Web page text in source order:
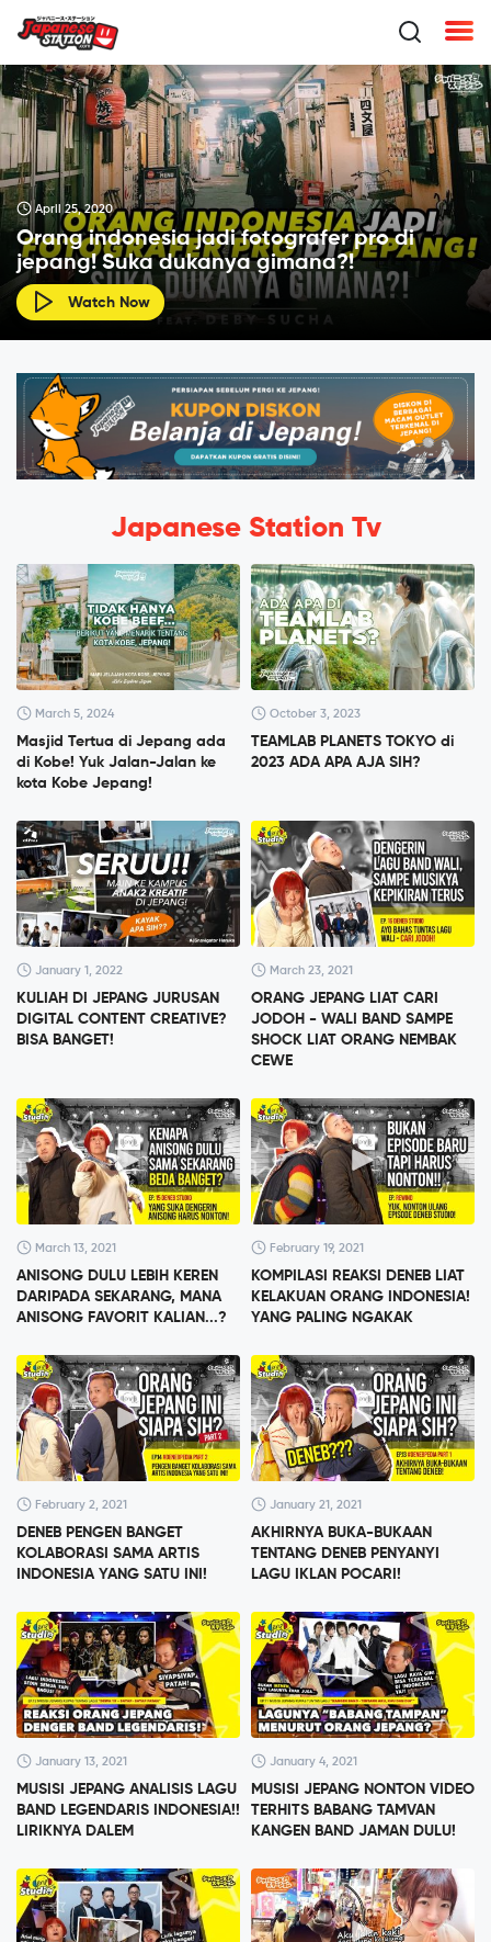
April 25, 2020
Orang indonesia jadi fotografer pro di
jepang! Suka dukanya gimana?!
Watch Now
Japanese Station Tv
March 5, 2024
Masjid Tertua di Jepang ada
di Kobe! Yuk Jalan-Jalan ke
kota Kobe Jepang!
October 3, 2023
TEAMLAB PLANETS TOKYO di
2023 ADA APA AJA SIH?
January 1, 2022
KULIAH DI JEPANG JURUSAN
DIGITAL CONTENT CREATIVE?
BISA BANGET!
March 23, 2021
ORANG JEPANG LIAT CARI
JODOH - WALI BAND SAMPE
SHOCK LIAT ORANG NEMBAK
CEWE
March 13, 2021
ANISONG DULU LEBIH KEREN
DARIPADA SEKARANG, MANA
ANISONG FAVORIT KALIAN...?
February 19, 2021
KOMPILASI REAKSI DENEB LIAT
KELAKUAN ORANG INDONESIA!
YANG PALING NGAKAK
February 2, 2021
DENEB PENGEN BANGET
KOLABORASI SAMA ARTIS
INDONESIA YANG SATU INI!
January 21, 2021
AKHIRNYA BUKA-BUKAAN
TENTANG DENEB PENYANYI
LAGU IKLAN POCARI!
January 13, 2021
MUSISI JEPANG ANALISIS LAGU
BAND LEGENDARIS INDONESIA!!
LIRIKNYA DALEM
January 4, 2021
MUSISI JEPANG NONTON VIDEO
TERHITS BABANG TAMVAN
KANGEN BAND JAMAN DULU!